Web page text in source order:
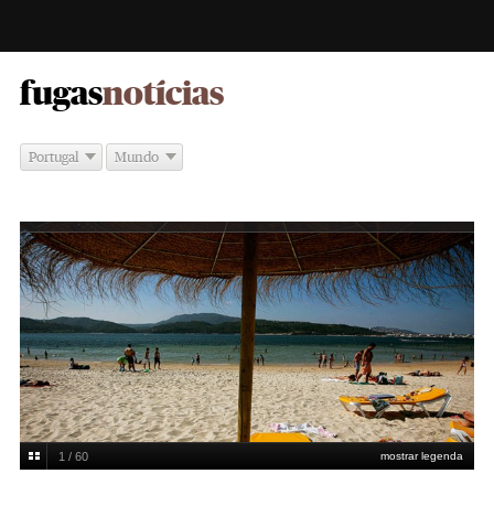
fugas -
notícias
Portugal Mundo
PRAIAS URBANAS. Praia de Tróia-Mar - Grândola - Setúbal, AlentejoNuno
mostrar legenda
1 / 60